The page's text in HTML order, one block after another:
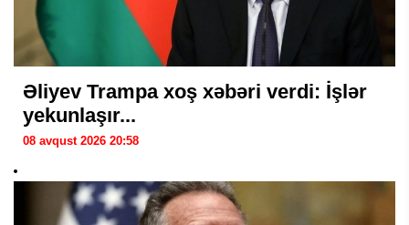
Əliyev Trampa xoş xəbəri verdi: İşlər
yekunlaşır...
08 avqust 2026 20:58